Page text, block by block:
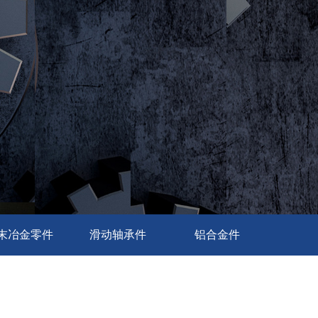
铝合金件
冶金零件 滑动轴承件